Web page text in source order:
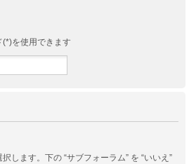
を使用できます
します。下の “サブフォーラム” を “いいえ”